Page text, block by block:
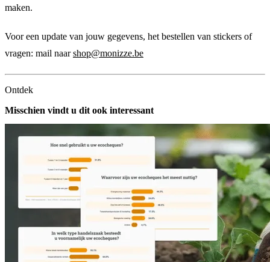
maken.
Voor een update van jouw gegevens, het bestellen van stickers of
vragen: mail naarshop@monizze.be
Ontdek
Misschien vindt u dit ook interessant